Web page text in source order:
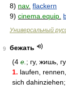
8) nav. flackern
9) cinema.equip.
Универсальный
9
бежать
(4 e. ; ­гу, ­жишь,
1. laufen,
sich